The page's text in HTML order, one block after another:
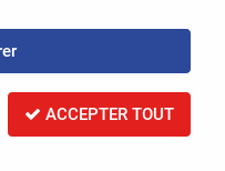
ACCEPTER TOUT